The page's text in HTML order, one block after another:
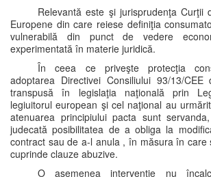
Relevantă este şi jurisprudenţa Curţii
Europene din care reiese definiţia
vulnerabilă din punct de vedere
experimentată în materie juridică.
În ceea ce priveşte protecţia
adoptarea Directivei Consiliului 93/13/
transpusă în legislaţia naţională prin
legiuitorul european şi cel naţional au
atenuarea principiului pacta sunt
judecată posibilitatea de a obliga la
contract sau de a-l anula , în măsura în
cuprinde clauze abuzive.
O asemenea intervenţie nu